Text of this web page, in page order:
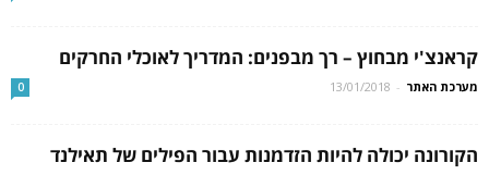
קראנצ'י מבחוץ – רך מבפנים: המדריך לאוכלי החרקים
מערכת האתר -
13/01/2018
0
הקורונה יכולה להיות הזדמנות עבור הפילים של תאילנד